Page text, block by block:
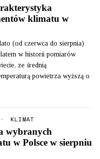
klimatu w
(od czerwca do sierpnia)
w historii pomiarów
ze średnią
powietrza wyższą o
KLIMAT
wybranych
w Polsce w sierpniu